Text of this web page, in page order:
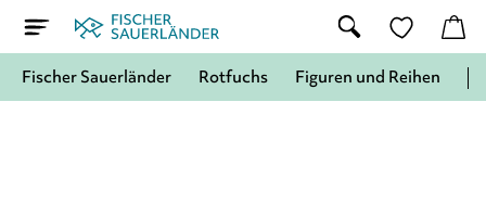
Fischer Sauerländer Rotfuchs Figuren und Reihen